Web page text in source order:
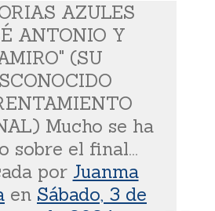
AZULES
ANTONIO Y
(SU
Mucho se ha
sobre el final...
por Juanma
en Sábado, 3 de